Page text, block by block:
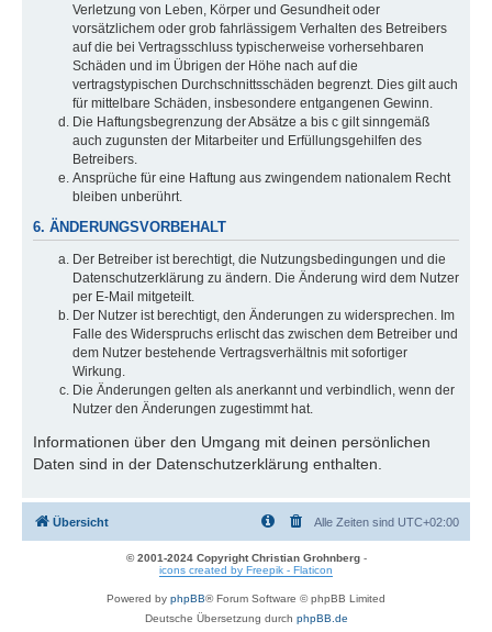
Verletzung von Leben, Körper und Gesundheit oder
vorsätzlichem oder grob fahrlässigem Verhalten des Betreibers
auf die bei Vertragsschluss typischerweise vorhersehbaren
Schäden und im Übrigen der Höhe nach auf die
vertragstypischen Durchschnittsschäden begrenzt. Dies gilt auch
für mittelbare Schäden, insbesondere entgangenen Gewinn.
Die Haftungsbegrenzung der Absätze a bis c gilt sinngemäß
auch zugunsten der Mitarbeiter und Erfüllungsgehilfen des
Betreibers.
Ansprüche für eine Haftung aus zwingendem nationalem Recht
bleiben unberührt.
6. ÄNDERUNGSVORBEHALT
Der Betreiber ist berechtigt, die Nutzungsbedingungen und die
Datenschutzerklärung zu ändern. Die Änderung wird dem Nutzer
per E-Mail mitgeteilt.
Der Nutzer ist berechtigt, den Änderungen zu widersprechen. Im
Falle des Widerspruchs erlischt das zwischen dem Betreiber und
dem Nutzer bestehende Vertragsverhältnis mit sofortiger
Wirkung.
Die Änderungen gelten als anerkannt und verbindlich, wenn der
Nutzer den Änderungen zugestimmt hat.
Informationen über den Umgang mit deinen persönlichen
Daten sind in der Datenschutzerklärung enthalten.
Übersicht Alle Zeiten sind UTC+02:00
© 2001-2024 Copyright Christian Grohnberg-
icons created by Freepik - Flaticon
Powered by phpBB® Forum Software © phpBB Limited
Deutsche Übersetzung durch phpBB.de